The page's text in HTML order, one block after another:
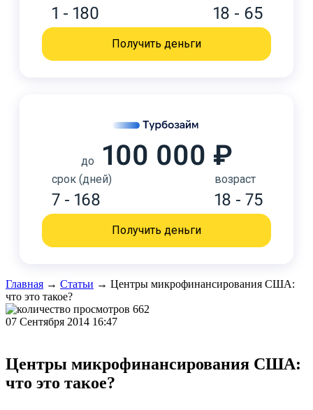
1 - 180 18 - 65
Получить деньги
до 100 000 ₽
срок (дней)
7 - 168
возраст
18 - 75
Получить деньги
Главная → Статьи → Центры микрофинансирования США:
что это такое?
662
07 Сентября 2014 16:47
Центры микрофинансирования США:
что это такое?